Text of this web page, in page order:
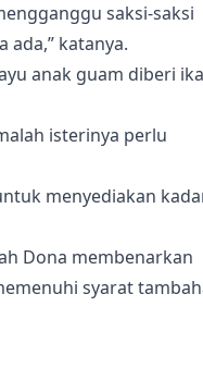
saksi-saksi
katanya.
anak guam diberi
isterinya perlu
menyediakan
Dona membenarkan
syarat